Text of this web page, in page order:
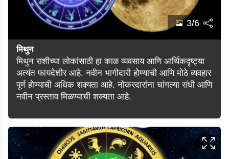
3/6
मिथुन
मिथुन राशीच्या लोकांसाठी हा काळ व्यवसाय आणि आर्थिकदृष्ट्या
अत्यंत फायदेशीर आहे. नवीन भागीदारी होण्याची आणि मोठे व्यवहार
पूर्ण होण्याची अधिक शक्यता आहे. नोकरदारांना चांगल्या संधी आणि
नवीन प्रस्ताव मिळण्याची शक्यता आहे.